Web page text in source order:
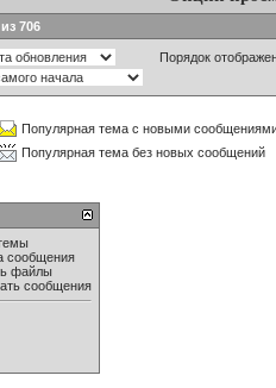
706
Порядок
Популярная тема с новыми
Популярная тема без новых сообщений
сообщения
файлы
сообщения